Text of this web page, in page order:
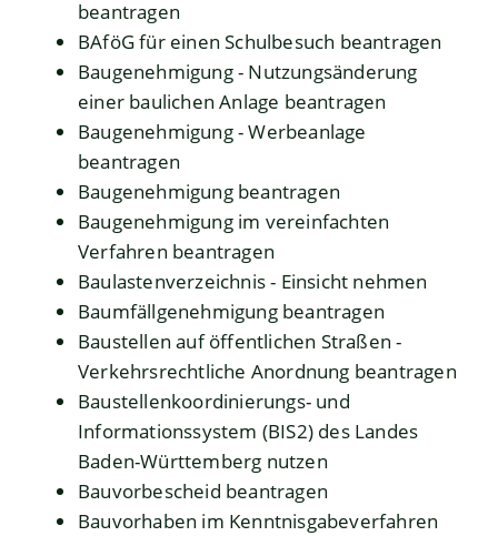
beantragen
BAföG für einen Schulbesuch beantragen
Baugenehmigung - Nutzungsänderung
einer baulichen Anlage beantragen
Baugenehmigung - Werbeanlage
beantragen
Baugenehmigung beantragen
Baugenehmigung im vereinfachten
Verfahren beantragen
Baulastenverzeichnis - Einsicht nehmen
Baumfällgenehmigung beantragen
Baustellen auf öffentlichen Straßen -
Verkehrsrechtliche Anordnung beantragen
Baustellenkoordinierungs- und
Informationssystem (BIS2) des Landes
Baden-Württemberg nutzen
Bauvorbescheid beantragen
Bauvorhaben im Kenntnisgabeverfahren